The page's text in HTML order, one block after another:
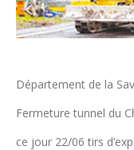
Département de la
Fermeture tunnel du
ce jour 22/06 tirs